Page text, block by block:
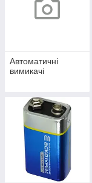
Автоматичні
вимикачі